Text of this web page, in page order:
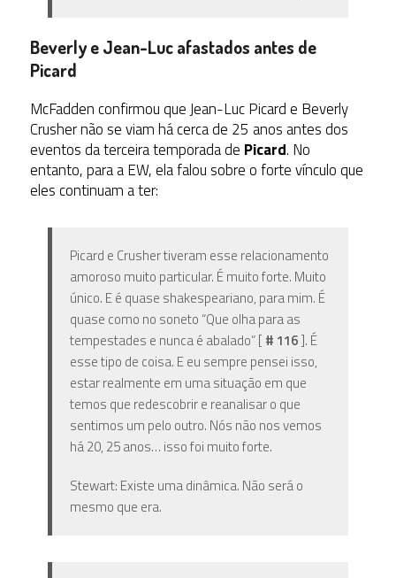
Beverly e Jean-Luc afastados antes de
Picard
McFadden confirmou que Jean-Luc Picard e Beverly
Crusher não se viam há cerca de 25 anos antes dos
eventos da terceira temporada de Picard. No
entanto, para a EW, ela falou sobre o forte vínculo que
eles continuam a ter:
Picard e Crusher tiveram esse relacionamento
amoroso muito particular. É muito forte. Muito
único. E é quase shakespeariano, para mim. É
quase como no soneto “Que olha para as
tempestades e nunca é abalado” [ # 116]. É
esse tipo de coisa. E eu sempre pensei isso,
estar realmente em uma situação em que
temos que redescobrir e reanalisar o que
sentimos um pelo outro. Nós não nos vemos
há 20, 25 anos… isso foi muito forte.
Stewart: Existe uma dinâmica. Não será o
mesmo que era.